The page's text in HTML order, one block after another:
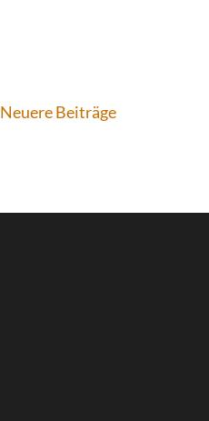
Neuere Beiträge